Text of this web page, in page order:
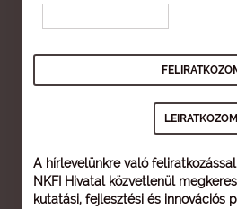
A hírlevelünkre való
NKFI Hivatal közvetlenül
kutatási, fejlesztési és innovációs